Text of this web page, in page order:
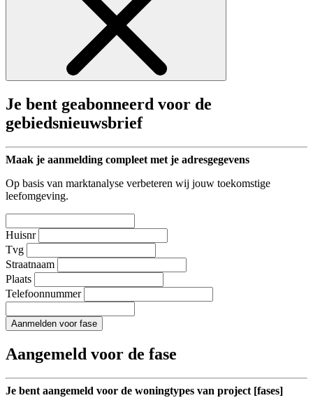
Je bent geabonneerd voor de
gebiedsnieuwsbrief
Maak je aanmelding compleet met je adresgegevens
Op basis van marktanalyse verbeteren wij jouw toekomstige
leefomgeving.
Huisnr
Tvg
Straatnaam
Plaats
Telefoonnummer
Aanmelden voor fase
Aangemeld voor de fase
Je bent aangemeld voor de woningtypes van project [fases]